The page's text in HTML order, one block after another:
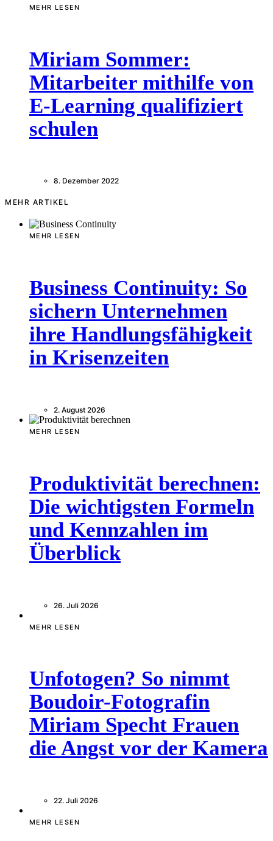
MEHR LESEN
Miriam Sommer:
Mitarbeiter mithilfe von
E-Learning qualifiziert
schulen
8. Dezember 2022
MEHR ARTIKEL
MEHR LESEN
Business Continuity: So
sichern Unternehmen
ihre Handlungsfähigkeit
in Krisenzeiten
2. August 2026
MEHR LESEN
Produktivität berechnen:
Die wichtigsten Formeln
und Kennzahlen im
Überblick
26. Juli 2026
MEHR LESEN
Unfotogen? So nimmt
Boudoir-Fotografin
Miriam Specht Frauen
die Angst vor der Kamera
22. Juli 2026
MEHR LESEN